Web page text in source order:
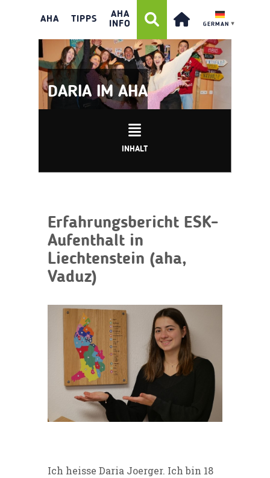
AHA TIPPS
AHA
INFO
GERMAN ▼
DARIA IM AHA
INHALT
Erfahrungsbericht ESK-
Aufenthalt in
Liechtenstein (aha,
Vaduz)
Ich heisse Daria Joerger. Ich bin 18